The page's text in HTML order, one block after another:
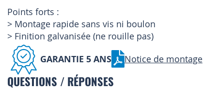
Points forts :
> Montage rapide sans vis ni boulon
> Finition galvanisée (ne rouille pas)
GARANTIE 5 ANS Notice de montage
QUESTIONS / RÉPONSES